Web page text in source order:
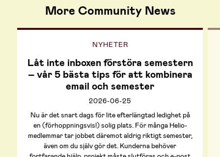
More Community News
NYHETER
Låt inte inboxen förstöra semestern
– vår 5 bästa tips för att kombinera
email och semester
2026-06-25
Nu är det snart dags för lite efterlängtad ledighet på
en (förhoppningsvis!) solig plats. För många Helio-
medlemmar tar jobbet däremot aldrig riktigt semester,
även om du själv gör det. Kunderna behöver